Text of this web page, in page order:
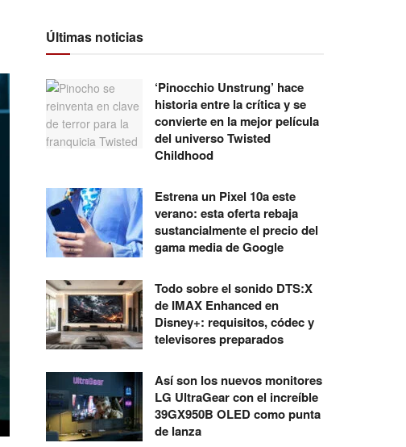
Últimas noticias
‘Pinocchio Unstrung’ hace
historia entre la crítica y se
convierte en la mejor película
del universo Twisted
Childhood
Estrena un Pixel 10a este
verano: esta oferta rebaja
sustancialmente el precio del
gama media de Google
Todo sobre el sonido DTS:X
de IMAX Enhanced en
Disney+: requisitos, códec y
televisores preparados
Así son los nuevos monitores
LG UltraGear con el increíble
39GX950B OLED como punta
de lanza